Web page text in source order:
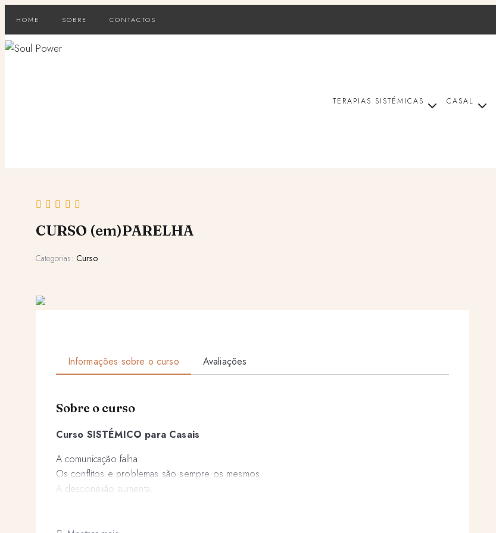
content
HOME SOBRE CONTACTOS
TERAPIAS SISTÉMICAS CASAL
CURSO (em)PARELHA
Categorias: Curso
Informações sobre o curso Avaliações
Sobre o curso
Curso SISTÉMICO para Casais
A comunicação falha.
Os conflitos e problemas são sempre os mesmos.
A desconexão aumenta.